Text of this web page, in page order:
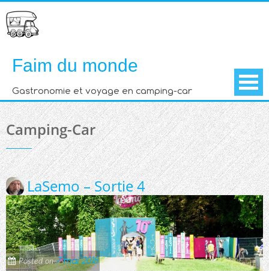
to
content
Faim du monde
Gastronomie et voyage en camping-car
Camping-Car
LaSemo – Sortie 4
Posted on7 mai 2018